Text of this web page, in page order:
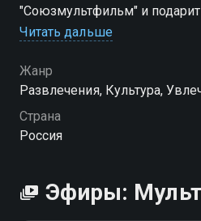
"Союзмультфильм" и
настроение
Читать дальше
Жанр
Развлечения, Культура,
Страна
Россия
Эфиры: